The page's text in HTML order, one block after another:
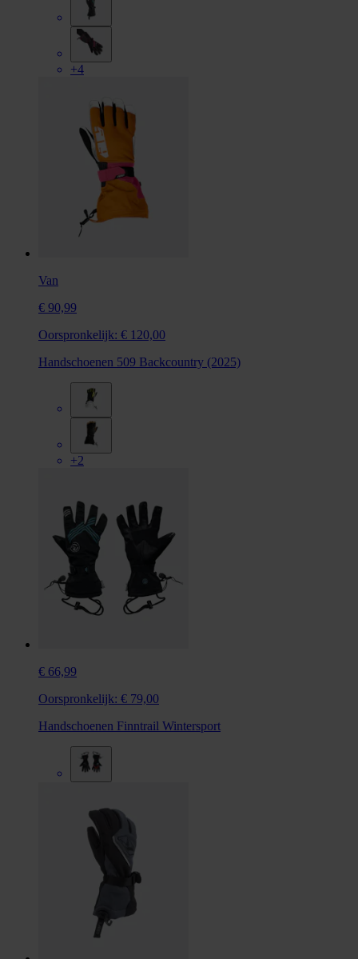
+4
Van
€ 90,99
Oorspronkelijk: € 120,00
Handschoenen 509 Backcountry (2025)
+2
€ 66,99
Oorspronkelijk: € 79,00
Handschoenen Finntrail Wintersport